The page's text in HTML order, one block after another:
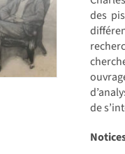
des
de